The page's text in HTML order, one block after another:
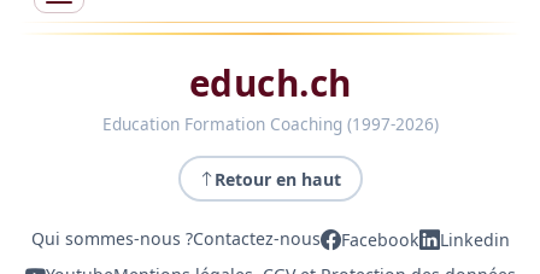
educh.ch
Education Formation Coaching (1997-2026)
Retour en haut
Qui sommes-nous ?Contactez-nous Facebook
Linkedin